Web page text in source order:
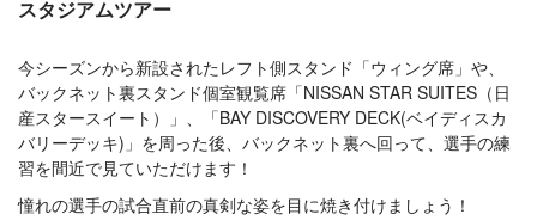
スタジアムツアー
今シーズンから新設されたレフト側スタンド「ウィング席」や、
バックネット裏スタンド個室観覧席「NISSAN STAR SUITES（日
産スタースイート）」、「BAY DISCOVERY DECK(ベイディスカ
バリーデッキ)」を周った後、バックネット裏へ回って、選手の練
習を間近で見ていただけます！
憧れの選手の試合直前の真剣な姿を目に焼き付けましょう！